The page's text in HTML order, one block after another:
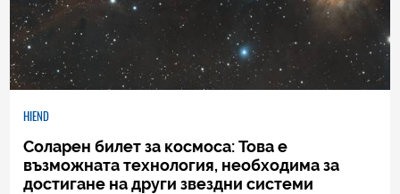
HIEND
Соларен билет за космоса: Това е
възможната технология, необходима за
достигане на други звездни системи